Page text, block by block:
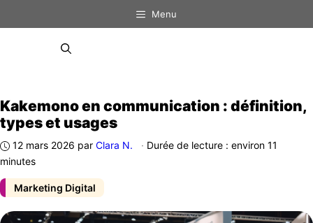
au
Menu
Marketing Digital
Kakemono en communication : définition,
types et usages
12 mars 2026 par Clara N. · Durée de lecture : environ 11
minutes